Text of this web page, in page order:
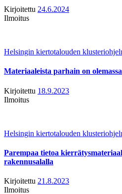
Kirjoitettu 24.6.2024
Ilmoitus
Helsingin kiertotalouden
Materiaaleista parhain on
Kirjoitettu 18.9.2023
Ilmoitus
Helsingin kiertotalouden
Parempaa tietoa
rakennusalalla
Kirjoitettu 21.8.2023
Ilmoitus